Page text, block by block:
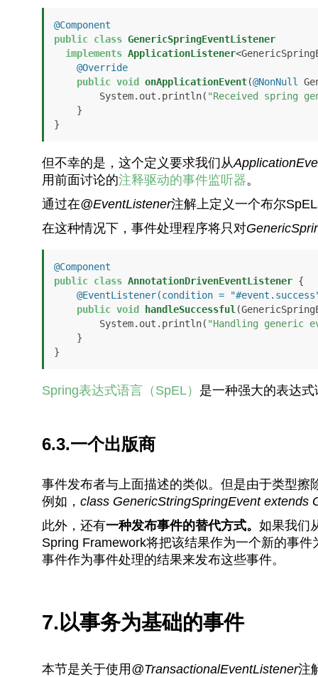
@Component
public class GenericSpringEventListener
implements ApplicationListener
@Override
public void onApplicationEvent(@NonNull
        System.out.println(
"Received spring
}
但不幸的是，这个定义要求我们从
用前面讨论的注释驱动的事件监听器。
通过在@EventListener注解上定义一个布尔
在这种情况下，事件处理程序将只对
@Component
public class AnnotationDrivenEventListener {
@EventListener(condition =
public void handleSuccessful
        System.out.println(
"Handling generic
}
Spring表达式语言（SpEL） 是一种强大的表达
6.3.一个出版商
事件发布者与上面描述的类似。但是由于类型擦
例如， class GenericStringSpringEvent extends
此外，还有一种发布事件的替代方式。 如果我们
Spring Framework将把该结果作为一个新的事
事件作为事件处理的结果来发布这些事件。
7.以事务为基础的事件
本节是关于使用 @TransactionalEventListener注